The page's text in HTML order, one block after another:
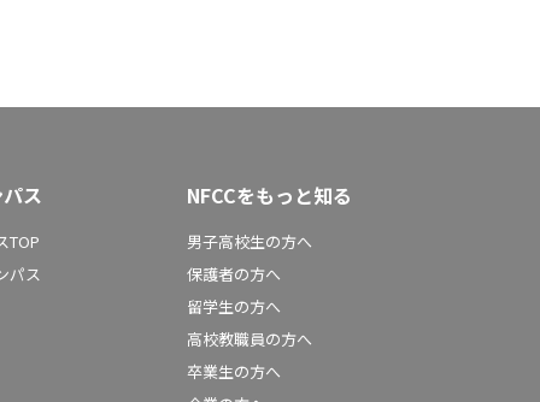
ス
TOP
パス
NFCCをもっと知る
男子高校生の方へ
保護者の方へ
留学生の方へ
高校教職員の方へ
卒業生の方へ